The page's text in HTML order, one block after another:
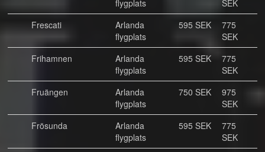
flygplats
SEK
Frescati
Arlanda
flygplats
595 SEK
775
SEK
Frihamnen
Arlanda
flygplats
595 SEK
775
SEK
Fruängen
Arlanda
flygplats
750 SEK
975
SEK
Frösunda
Arlanda
flygplats
595 SEK
775
SEK